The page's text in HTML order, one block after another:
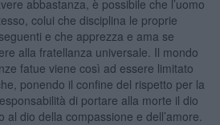
abbastanza, è possibile che l’uomo
colui che disciplina le proprie
e che apprezza e ama se
alla fratellanza universale. Il mondo
fatue viene così ad essere limitato
ponendo il confine del rispetto per la
di portare alla morte il dio
dio della compassione e dell’amore.